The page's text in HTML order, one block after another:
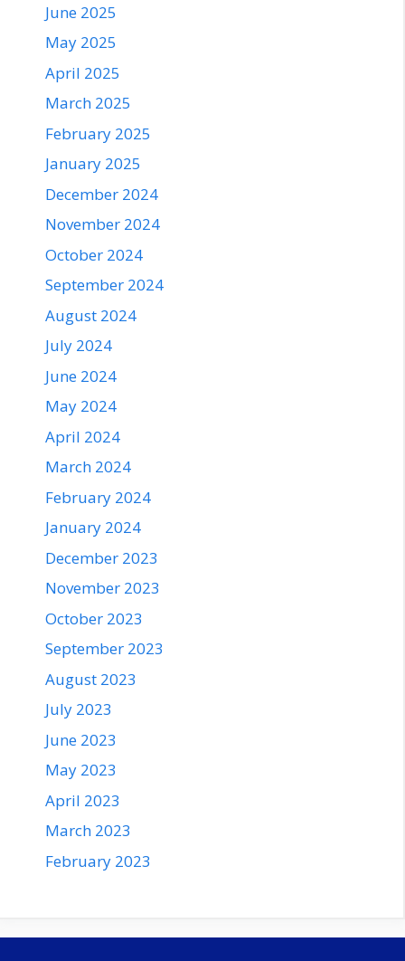
June 2025
May 2025
April 2025
March 2025
February 2025
January 2025
December 2024
November 2024
October 2024
September 2024
August 2024
July 2024
June 2024
May 2024
April 2024
March 2024
February 2024
January 2024
December 2023
November 2023
October 2023
September 2023
August 2023
July 2023
June 2023
May 2023
April 2023
March 2023
February 2023